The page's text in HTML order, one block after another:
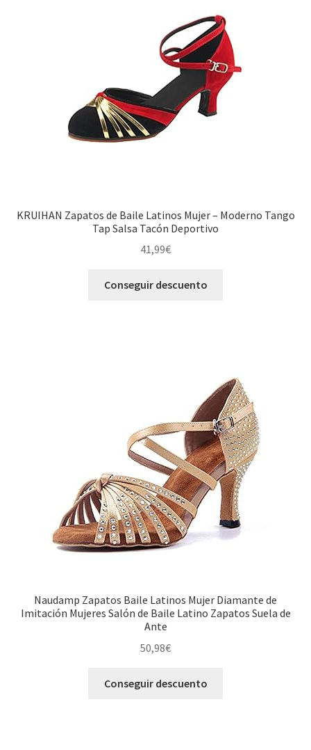
KRUIHAN Zapatos de Baile Latinos Mujer – Moderno Tango
Tap Salsa Tacón Deportivo
41,99€
Conseguir descuento
Naudamp Zapatos Baile Latinos Mujer Diamante de
Imitación Mujeres Salón de Baile Latino Zapatos Suela de
Ante
50,98€
Conseguir descuento